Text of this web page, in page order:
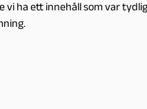
ha ett innehåll som var